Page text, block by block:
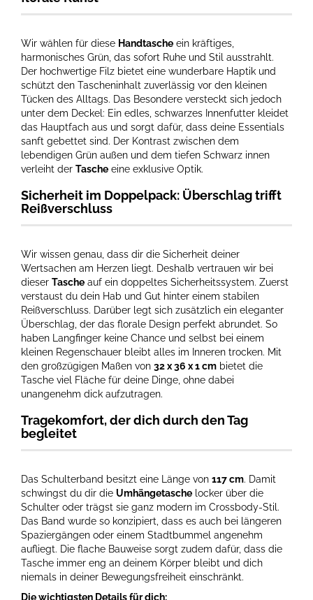
Wir wählen für diese Handtasche ein kräftiges,
harmonisches Grün, das sofort Ruhe und Stil ausstrahlt.
Der hochwertige Filz bietet eine wunderbare Haptik und
schützt den Tascheninhalt zuverlässig vor den kleinen
Tücken des Alltags. Das Besondere versteckt sich jedoch
unter dem Deckel: Ein edles, schwarzes Innenfutter kleidet
das Hauptfach aus und sorgt dafür, dass deine Essentials
sanft gebettet sind. Der Kontrast zwischen dem
lebendigen Grün außen und dem tiefen Schwarz innen
verleiht der Tasche eine exklusive Optik.
Sicherheit im Doppelpack: Überschlag trifft
Reißverschluss
Wir wissen genau, dass dir die Sicherheit deiner
Wertsachen am Herzen liegt. Deshalb vertrauen wir bei
dieser Tasche auf ein doppeltes Sicherheitssystem. Zuerst
verstaust du dein Hab und Gut hinter einem stabilen
Reißverschluss. Darüber legt sich zusätzlich ein eleganter
Überschlag, der das florale Design perfekt abrundet. So
haben Langfinger keine Chance und selbst bei einem
kleinen Regenschauer bleibt alles im Inneren trocken. Mit
den großzügigen Maßen von 32 x 36 x 1 cm bietet die
Tasche viel Fläche für deine Dinge, ohne dabei
unangenehm dick aufzutragen.
Tragekomfort, der dich durch den Tag
begleitet
Das Schulterband besitzt eine Länge von 117 cm. Damit
schwingst du dir die Umhängetasche locker über die
Schulter oder trägst sie ganz modern im Crossbody-Stil.
Das Band wurde so konzipiert, dass es auch bei längeren
Spaziergängen oder einem Stadtbummel angenehm
aufliegt. Die flache Bauweise sorgt zudem dafür, dass die
Tasche immer eng an deinem Körper bleibt und dich
niemals in deiner Bewegungsfreiheit einschränkt.
Die wichtigsten Details für dich: